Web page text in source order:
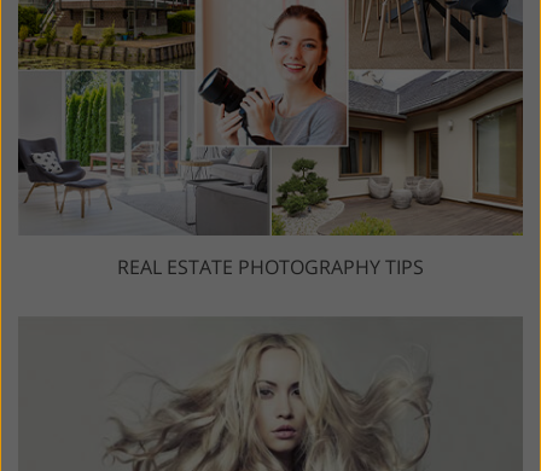
REAL ESTATE PHOTOGRAPHY TIPS